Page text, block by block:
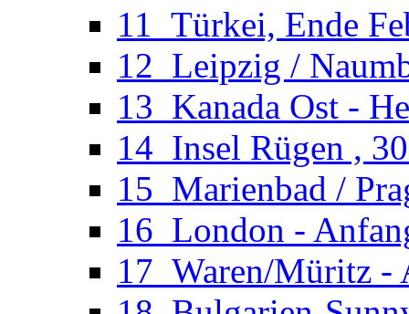
11_Türkei, Ende
12_Leipzig /
13_Kanada Ost -
14_Insel Rügen ,
15_Marienbad /
16_London -
17_Waren/Müritz -